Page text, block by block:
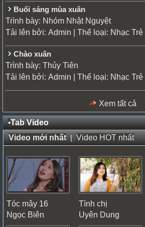
Buổi sáng mùa xuân
Trình bày: Nhóm Nhật Nguyệt
Tải lên bởi: Admin | Thể loại: Nhạc Trẻ
Chào xuân
Trình bày: Thủy Tiên
Tải lên bởi: Admin | Thể loại: Nhạc Trẻ
Xem tất cả
•Tab Video
Video mới nhất|Video HOT nhất
Tóc mây 16
Ngọc Biên
Tình chị
Uyên Dung